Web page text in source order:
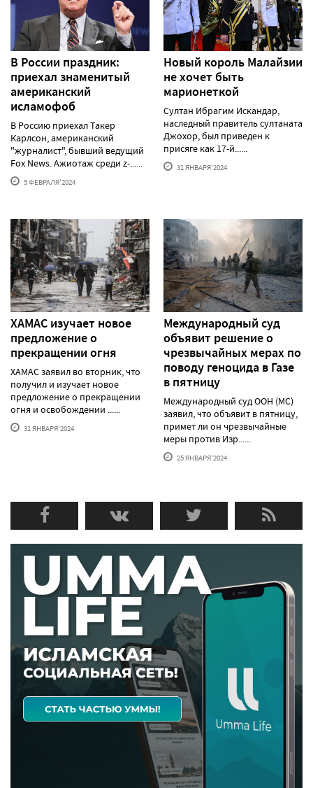
В России праздник:
приехал знаменитый
американский
исламофоб
В Россию приехал Такер
Карлсон, американский
"журналист", бывший ведущий
Fox News. Ажиотаж среди z-......
5 ФЕВРАЛЯ'2024
Новый король Малайзии
не хочет быть
марионеткой
Султан Ибрагим Искандар,
наследный правитель султаната
Джохор, был приведен к
присяге как 17-й......
31 ЯНВАРЯ'2024
ХАМАС изучает новое
предложение о
прекращении огня
ХАМАС заявил во вторник, что
получил и изучает новое
предложение о прекращении
огня и освобождении ......
31 ЯНВАРЯ'2024
Международный суд
объявит решение о
чрезвычайных мерах по
поводу геноцида в Газе
в пятницу
Международный суд ООН (МС)
заявил, что объявит в пятницу,
примет ли он чрезвычайные
меры против Изр......
25 ЯНВАРЯ'2024